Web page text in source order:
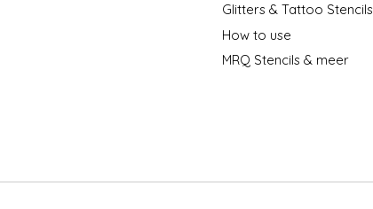
Glitters & Tattoo Stencils
How to use
MRQ Stencils & meer